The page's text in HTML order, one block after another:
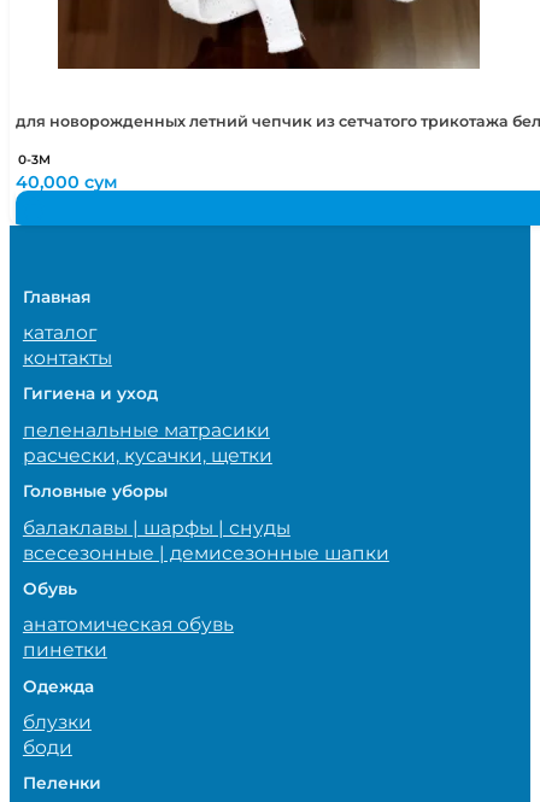
для новорожденных летний чепчик из сетчатого трикотажа
0-3М
40,000сум
Главная
каталог
контакты
Гигиена и уход
пеленальные матрасики
расчески, кусачки, щетки
Головные уборы
балаклавы | шарфы | снуды
всесезонные | демисезонные шапки
Обувь
анатомическая обувь
пинетки
Одежда
блузки
боди
Пеленки